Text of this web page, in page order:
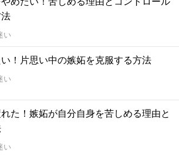
い
！片思い中の嫉妬を克服する方法
い
た！嫉妬が自分自身を苦しめる理由と
い